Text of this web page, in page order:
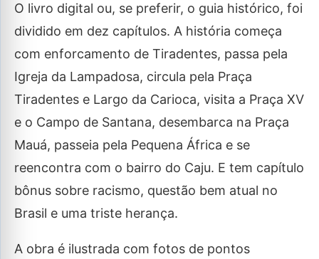
O livro digital ou, se preferir, o guia histórico, foi
dividido em dez capítulos. A história começa
com enforcamento de Tiradentes, passa pela
Igreja da Lampadosa, circula pela Praça
Tiradentes e Largo da Carioca, visita a Praça XV
e o Campo de Santana, desembarca na Praça
Mauá, passeia pela Pequena África e se
reencontra com o bairro do Caju. E tem capítulo
bônus sobre racismo, questão bem atual no
Brasil e uma triste herança.
A obra é ilustrada com fotos de pontos